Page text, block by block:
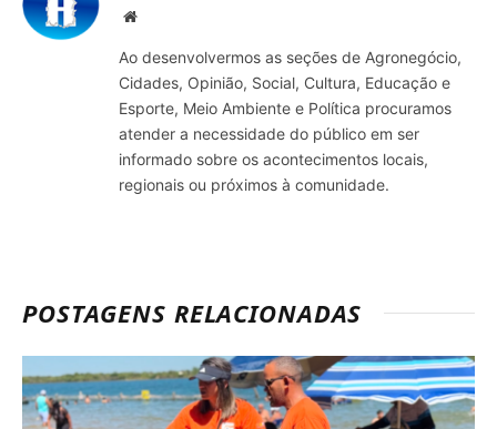
Site
Ao desenvolvermos as seções de Agronegócio,
Cidades, Opinião, Social, Cultura, Educação e
Esporte, Meio Ambiente e Política procuramos
atender a necessidade do público em ser
informado sobre os acontecimentos locais,
regionais ou próximos à comunidade.
POSTAGENS RELACIONADAS